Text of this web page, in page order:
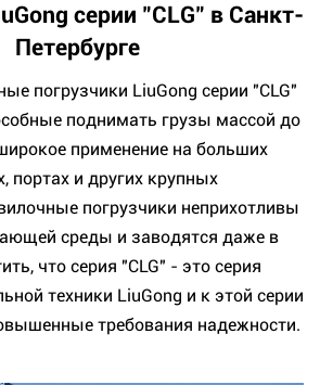
серии "CLG" в Санкт-
Петербурге
погрузчики LiuGong серии "CLG"
поднимать грузы массой до
применение на больших
портах и других крупных
погрузчики неприхотливы
среды и заводятся даже в
что серия "CLG" - это серия
техники LiuGong и к этой серии
требования надежности.